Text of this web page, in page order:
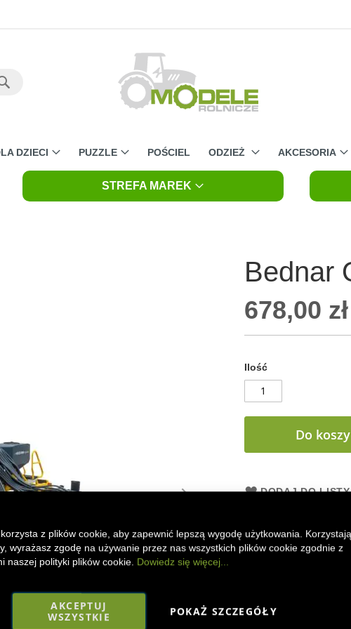
z plików cookie, aby zapewnić lepszą wygodę użytkowania.
wyrażasz zgodę na używanie przez nas wszystkich plików cookie zgodnie z
naszej polityki plików cookie. Dowiedz się więcej...
AKCEPTUJ
WSZYSTKIE
POKAŻ SZCZEGÓŁY
DZIECI PUZZLE POŚCIEL ODZIEŻ AKCESORIA
STREFA MAREK
Bednar
678,00 zł
Ilość
Do
DODAJ DO
Wysokiej jakości
skali 1:32, wykonany
tworzywa sztucznego,